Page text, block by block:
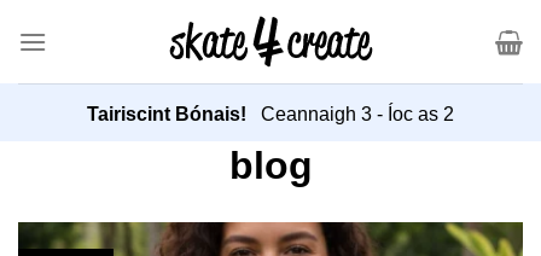
chuig
Tairiscint Bónais! Ceannaigh 3 - Íoc as 2
blog